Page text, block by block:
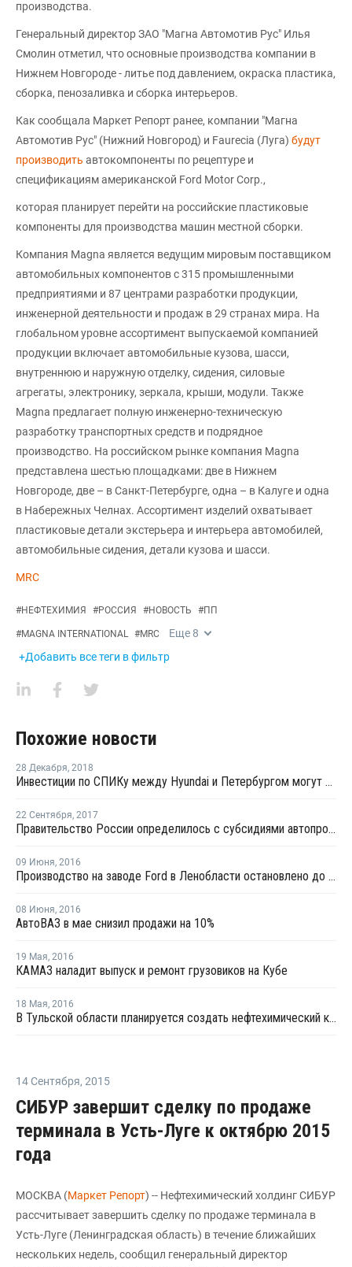
производства.
Генеральный директор ЗАО "Магна Автомотив Рус" Илья
Смолин отметил, что основные производства компании в
Нижнем Новгороде - литье под давлением, окраска пластика,
сборка, пенозаливка и сборка интерьеров.
Как сообщала Маркет Репорт ранее, компании "Магна
Автомотив Рус" (Нижний Новгород) и Faurecia (Луга) будут
производить автокомпоненты по рецептуре и
спецификациям американской Ford Motor Corp.,
которая планирует перейти на российские пластиковые
компоненты для производства машин местной сборки.
Компания Magna является ведущим мировым поставщиком
автомобильных компонентов с 315 промышленными
предприятиями и 87 центрами разработки продукции,
инженерной деятельности и продаж в 29 странах мира. На
глобальном уровне ассортимент выпускаемой компанией
продукции включает автомобильные кузова, шасси,
внутреннюю и наружную отделку, сидения, силовые
агрегаты, электронику, зеркала, крыши, модули. Также
Magna предлагает полную инженерно-техническую
разработку транспортных средств и подрядное
производство. На российском рынке компания Magna
представлена шестью площадками: две в Нижнем
Новгороде, две – в Санкт-Петербурге, одна – в Калуге и одна
в Набережных Челнах. Ассортимент изделий охватывает
пластиковые детали экстерьера и интерьера автомобилей,
автомобильные сидения, детали кузова и шасси.
MRC
#НЕФТЕХИМИЯ #РОССИЯ #НОВОСТЬ #ПП
#MAGNA INTERNATIONAL #MRC Еще 8
+Добавить все теги в фильтр
Похожие новости
28 Декабря, 2018
Инвестиции по СПИКу между Hyundai и Петербургом могут превысить 35 млрд рублей
22 Сентября, 2017
Правительство России определилось с субсидиями автопрому до 2020 года
09 Июня, 2016
Производство на заводе Ford в Ленобласти остановлено до 20 июня
08 Июня, 2016
АвтоВАЗ в мае снизил продажи на 10%
19 Мая, 2016
КАМАЗ наладит выпуск и ремонт грузовиков на Кубе
18 Мая, 2016
В Тульской области планируется создать нефтехимический кластер
14 Сентября, 2015
СИБУР завершит сделку по продаже
терминала в Усть-Луге к октябрю 2015
года
МОСКВА (Маркет Репорт) -- Нефтехимический холдинг СИБУР
рассчитывает завершить сделку по продаже терминала в
Усть-Луге (Ленинградская область) в течение ближайших
нескольких недель, сообщил генеральный директор